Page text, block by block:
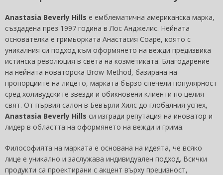
Anastasia Beverly Hills е емблематична американска марка,
създадена през 1997 година в Лос Анджелис. Нейната
основателка е гримьорката Анастасия Соаре, която с
уникалния си подход към оформянето на вежди предизвика
истинска революция в света на козметиката. Благодарение
на нейната новаторска Brow Method, базирана на
пропорциите на лицето, марката бързо спечели популярност
сред холивудските звезди и обикновени клиенти по целия
свят. От първия салон в Бевърли Хилс до глобалния успех,
Anastasia Beverly Hills си изгради репутация на иноватор и
лидер в областта на оформянето на вежди и грима.
Философията на марката е основана на идеята, че всяко
лице е уникално и заслужава индивидуален подход. Всички
продукти са проектирани с акцент върху прецизност,